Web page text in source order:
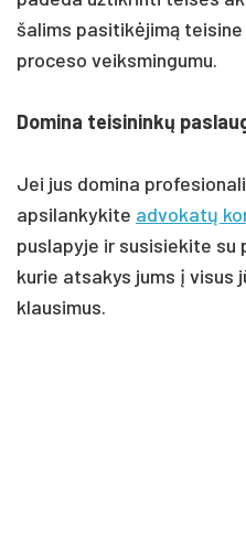
šalims pasitikėjimą
proceso veiksmingumu.
Domina teisininkų
Jei jus domina
apsilankykite advokatų
puslapyje ir susisiekite
kurie atsakys jums į visus
klausimus.